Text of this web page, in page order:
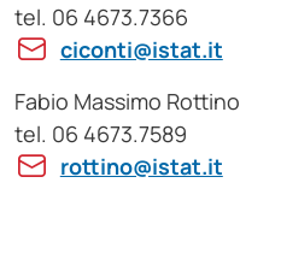
tel. 06 4673.7366
ciconti@istat.it
Fabio Massimo Rottino
tel. 06 4673.7589
rottino@istat.it